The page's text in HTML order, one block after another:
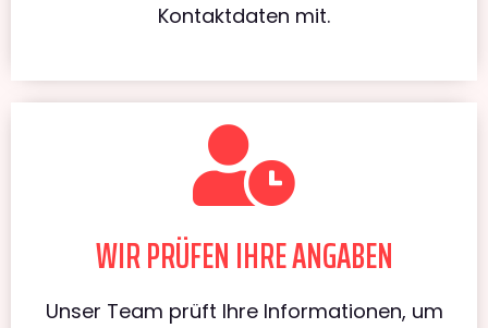
Kontaktdaten mit.
WIR PRÜFEN IHRE ANGABEN
Unser Team prüft Ihre Informationen, um